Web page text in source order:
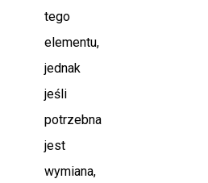
tego
elementu,
jednak
jeśli
potrzebna
jest
wymiana,